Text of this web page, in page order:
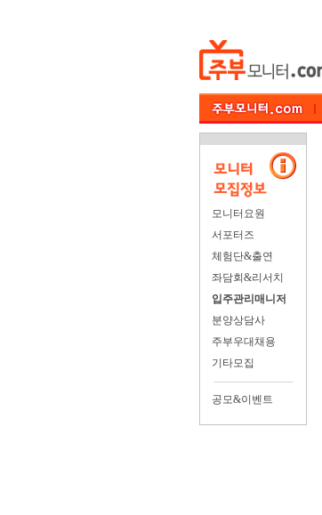
모니터요원
서포터즈
체험단&출연
좌담회&리서치
입주관리매니저
분양상담사
주부우대채용
기타모집
공모&이벤트